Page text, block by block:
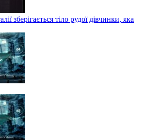
зберігається тіло рудої дівчинки, яка